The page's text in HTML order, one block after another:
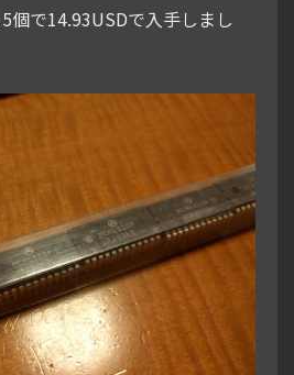
個で14.93USDで入手しまし